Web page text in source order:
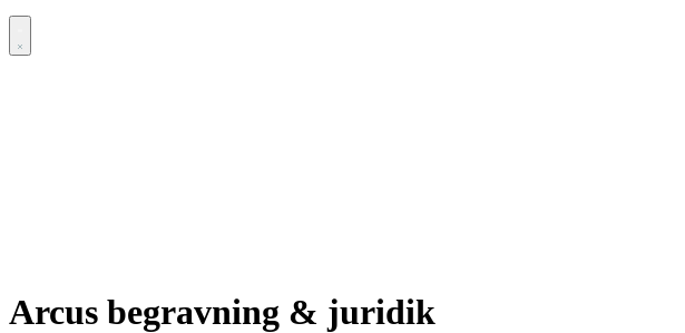
Arcus begravning & juridik